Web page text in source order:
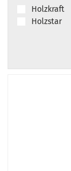
Holzkraft
Holzstar